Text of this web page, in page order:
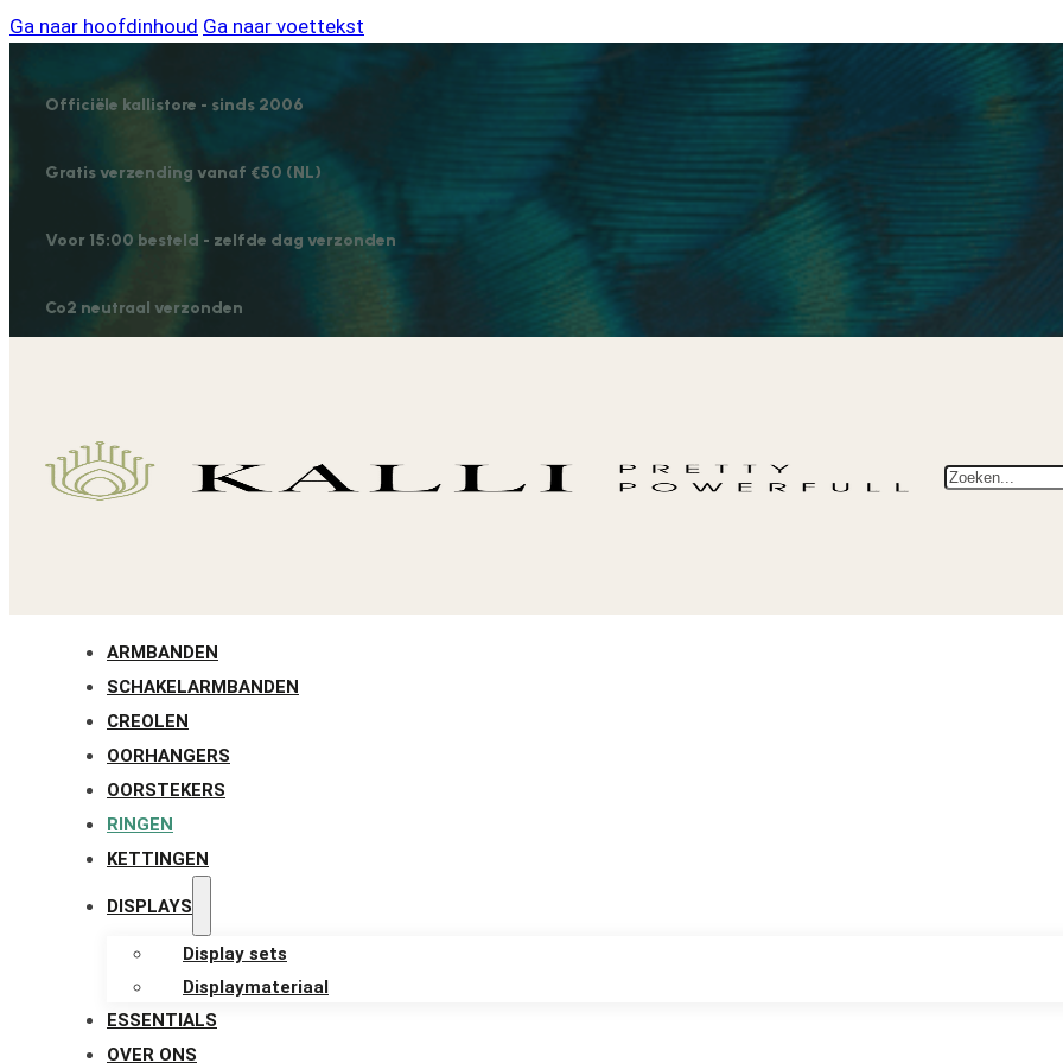
Ga naar hoofdinhoud Ga naar voettekst
Officiële kallistore - sinds 2006
Gratis verzending vanaf €50 (NL)
Voor 15:00 besteld - zelfde dag verzonden
Co2 neutraal verzonden
Zoeken
ARMBANDEN
SCHAKELARMBANDEN
CREOLEN
OORHANGERS
OORSTEKERS
RINGEN
KETTINGEN
DISPLAYS
Display sets
Displaymateriaal
ESSENTIALS
OVER ONS